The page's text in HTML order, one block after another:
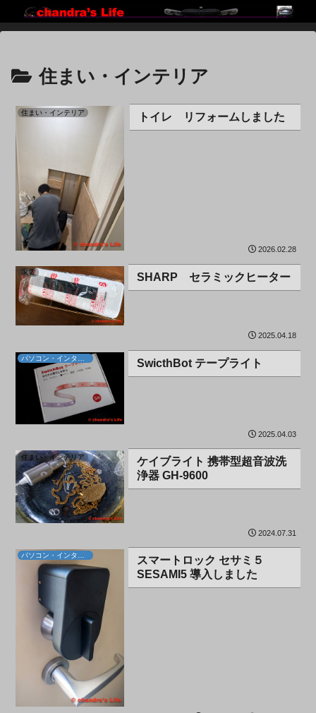
住まい・インテリア
住まい・インテリア トイレ リフォームしました
2026.02.28
家電 SHARP セラミックヒーター
2025.04.18
SwicthBot テープライト
2025.04.03
住まい・インテリア
ケイブライト 携帯型超音波洗
浄器 GH-9600
2024.07.31
パソコン・インターネット
スマートロック セサミ５
SESAMI5 導入しました